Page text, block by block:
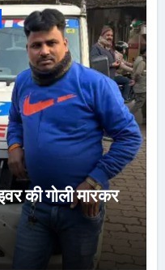
की गोली मारकर